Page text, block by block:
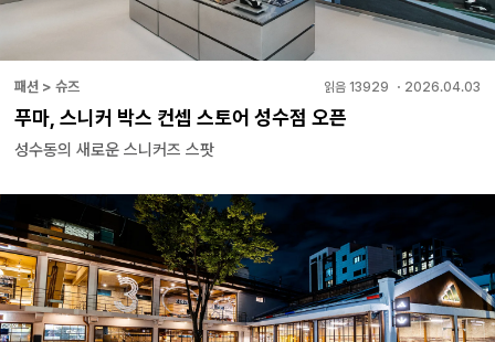
패션 > 슈즈 읽음 13929 ・ 2026.04.03
푸마, 스니커 박스 컨셉 스토어 성수점 오픈
성수동의 새로운 스니커즈 스팟